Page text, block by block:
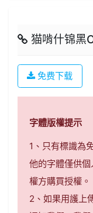
猫啃什锦黑
免费下载
字體版權提示
1、只有標識為
他的字體僅供
權方購買授權。
2、如果用護上